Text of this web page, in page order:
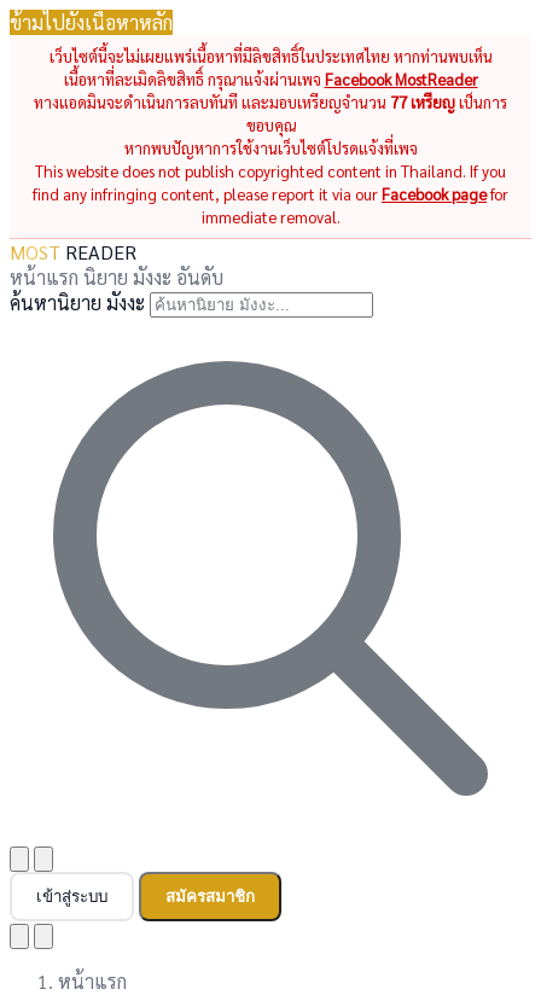
ข้ามไปยังเนื้อหาหลัก
เว็บไซต์นี้จะไม่เผยแพร่เนื้อหาที่มีลิขสิทธิ์ในประเทศไทย หากท่านพบเห็น
เนื้อหาที่ละเมิดลิขสิทธิ์ กรุณาแจ้งผ่านเพจ Facebook MostReader
ทางแอดมินจะดำเนินการลบทันที และมอบเหรียญจำนวน 77 เหรียญเป็นการ
ขอบคุณ
หากพบปัญหาการใช้งานเว็บไซต์โปรดแจ้งที่เพจ
This website does not publish copyrighted content in Thailand. If you
find any infringing content, please report it via ourFacebook pagefor
immediate removal.
MOST READER
หน้าแรก นิยาย มังงะ อันดับ
ค้นหานิยาย มังงะ
เข้าสู่ระบบ สมัครสมาชิก
หน้าแรก